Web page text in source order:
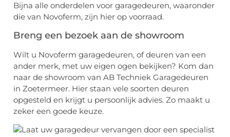
Bijna alle onderdelen voor garagedeuren, waaronder
die van Novoferm, zijn hier op voorraad.
Breng een bezoek aan de showroom
Wilt u Novoferm garagedeuren, of deuren van een
ander merk, met uw eigen ogen bekijken? Kom dan
naar de showroom van AB Techniek Garagedeuren
in Zoetermeer. Hier staan vele soorten deuren
opgesteld en krijgt u persoonlijk advies. Zo maakt u
zeker een goede keuze.